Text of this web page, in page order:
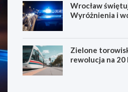
Wrocław
Wyróżnienia i
Zielone
rewolucja na